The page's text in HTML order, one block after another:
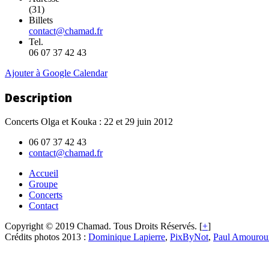
(31)
Billets
contact@chamad.fr
Tel.
06 07 37 42 43
Ajouter à Google Calendar
Description
Concerts Olga et Kouka : 22 et 29 juin 2012
06 07 37 42 43
contact@chamad.fr
Accueil
Groupe
Concerts
Contact
Copyright © 2019 Chamad. Tous Droits Réservés. [+]
Crédits photos 2013 : Dominique Lapierre, PixByNot, Paul